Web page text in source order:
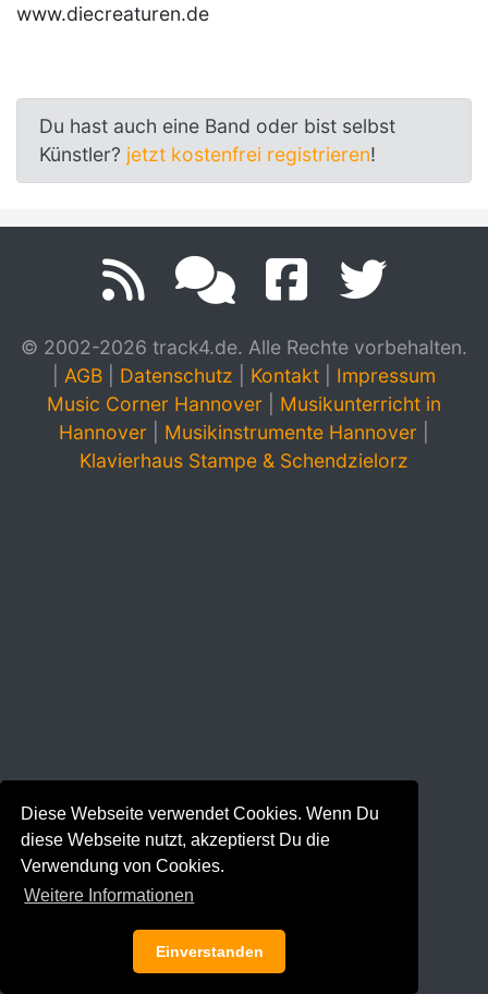
Diese Webseite verwendet Cookies. Wenn Du
diese Webseite nutzt, akzeptierst Du die
Verwendung von Cookies.
Weitere Informationen
Einverstanden
www.diecreaturen.de
Du hast auch eine Band oder bist selbst
Künstler? jetzt kostenfrei registrieren!
© 2002-2026 track4.de. Alle Rechte vorbehalten.
AGB Datenschutz Kontakt
Impressum
Music Corner Hannover
Musikunterricht in
Hannover
Musikinstrumente Hannover
Klavierhaus Stampe & Schendzielorz